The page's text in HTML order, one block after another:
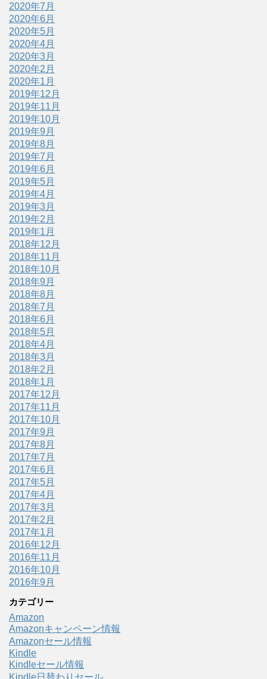
2020年7月
2020年6月
2020年5月
2020年4月
2020年3月
2020年2月
2020年1月
2019年12月
2019年11月
2019年10月
2019年9月
2019年8月
2019年7月
2019年6月
2019年5月
2019年4月
2019年3月
2019年2月
2019年1月
2018年12月
2018年11月
2018年10月
2018年9月
2018年8月
2018年7月
2018年6月
2018年5月
2018年4月
2018年3月
2018年2月
2018年1月
2017年12月
2017年11月
2017年10月
2017年9月
2017年8月
2017年7月
2017年6月
2017年5月
2017年4月
2017年3月
2017年2月
2017年1月
2016年12月
2016年11月
2016年10月
2016年9月
カテゴリー
Amazon
Amazonキャンペーン情報
Amazonセール情報
Kindle
Kindleセール情報
Kindle日替わりセール